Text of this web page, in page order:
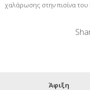
χαλάρωσης στην πισίνα του
Άφιξη